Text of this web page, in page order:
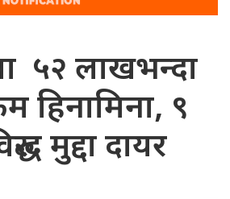
५२ लाखभन्दा
हिनामिना, ९
मुद्दा दायर